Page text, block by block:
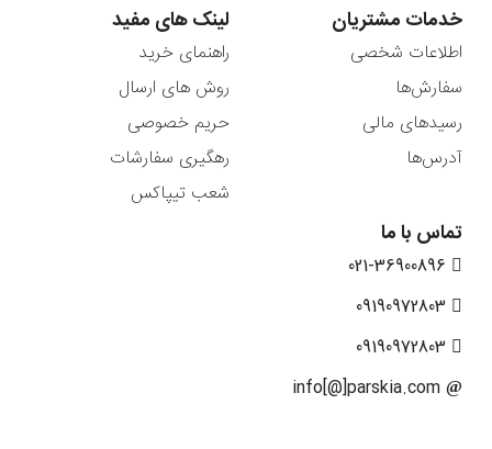
خدمات مشتریان
اطلاعات شخصی
سفارش‌ها
رسیدهای مالی
آدرس‌ها
لینک های مفید
راهنمای خرید
روش های ارسال
حریم خصوصی
رهگیری سفارشات
شعب تیپاکس
تماس با ما